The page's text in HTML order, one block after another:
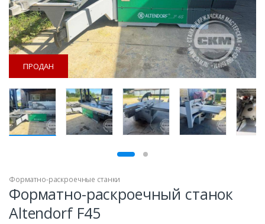
ПРОДАН
ПРОДАН
Форматно-раскроечные станки
Форматно-раскроечный станок
Altendorf F45